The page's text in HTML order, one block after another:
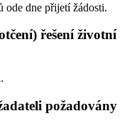
ode dne přijetí žádosti.
řešení životní
požadovány